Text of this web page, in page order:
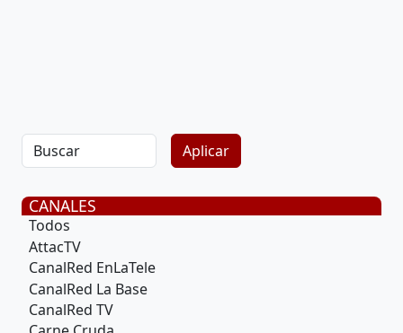
CANALES
Todos
AttacTV
CanalRed EnLaTele
CanalRed La Base
CanalRed TV